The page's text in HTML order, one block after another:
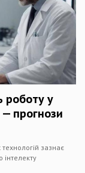
роботу у
прогнози
зазнає
інтелекту